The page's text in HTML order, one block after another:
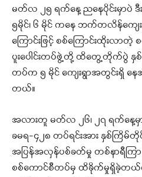
မတ်လ ၂၅ ရက်နေ့ ညနေပိုင်းမှာပဲ ဒီး
၅မိုင်၊ ၆ မိုင် ကနေ ဘက်တလိန်ကျေ
ကြောင်းဖြင့် စစ်ကြောင်းထိုးလာ
ပူးပေါင်းတပ်ဖွဲ့တို့ ထိတွေ့တိုက်ပွဲ နှစ်က
တပ်က ၅ မိုင် ကျေးရွာအတွင်းရှိ နေ
တယ်။
အလားတူ မတ်လ ၂၆၊ ၂၇ ရက်နေ့မှ
ခမရ-၄၂၈ တပ်ရင်းအား နှစ်ကြိမ်
အပြန်အလှန်ပစ်ခတ်မှု တစ်နာရီကြ
စစ်ကောင်စီတပ်မှ ထိခိုက်မှုရှိခဲ့တယ်လို့